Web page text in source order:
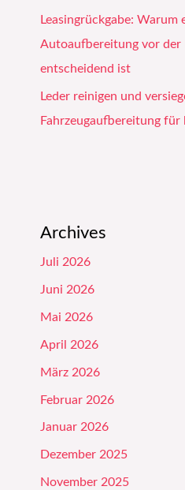
Leasingrückgabe: Warum
Autoaufbereitung vor der
entscheidend ist
Leder reinigen und
Fahrzeugaufbereitung für
Archives
Juli 2026
Juni 2026
Mai 2026
April 2026
März 2026
Februar 2026
Januar 2026
Dezember 2025
November 2025